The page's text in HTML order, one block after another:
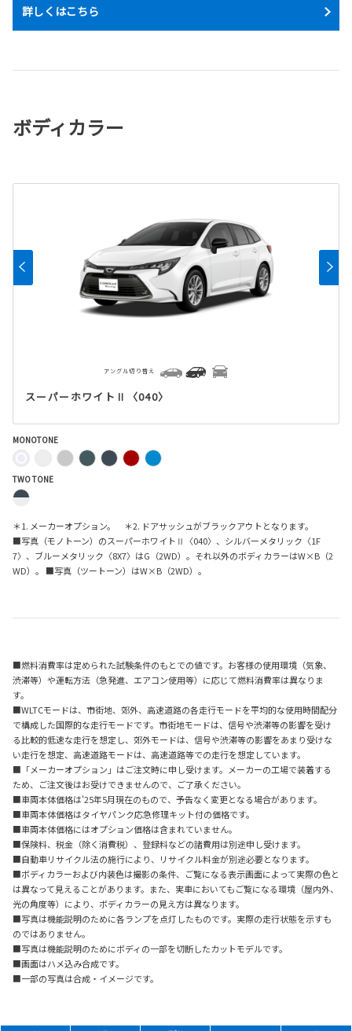
詳しくはこちら
ボディカラー
スーパーホワイトⅡ〈040〉
アングル切り替え
MONOTONE
TWO TONE
＊1. メーカーオプション。 ＊2. ドアサッシュがブラックアウトとなります。
■写真（モノトーン）のスーパーホワイトⅡ〈040〉、シルバーメタリック〈1F
7〉、ブルーメタリック〈8X7〉はG（2WD）。それ以外のボディカラーはW×B（2
WD）。 ■写真（ツートーン）はW×B（2WD）。
■燃料消費率は定められた試験条件のもとでの値です。お客様の使用環境（気象、
渋滞等）や運転方法（急発進、エアコン使用等）に応じて燃料消費率は異なりま
す。
■WLTCモードは、市街地、郊外、高速道路の各走行モードを平均的な使用時間配分
で構成した国際的な走行モードです。市街地モードは、信号や渋滞等の影響を受け
る比較的低速な走行を想定し、郊外モードは、信号や渋滞等の影響をあまり受けな
い走行を想定、高速道路モードは、高速道路等での走行を想定しています。
■「メーカーオプション」はご注文時に申し受けます。メーカーの工場で装着する
ため、ご注文後はお受けできませんので、ご了承ください。
■車両本体価格は'25年5月現在のもので、予告なく変更となる場合があります。
■車両本体価格はタイヤパンク応急修理キット付の価格です。
■車両本体価格にはオプション価格は含まれていません。
■保険料、税金（除く消費税）、登録料などの諸費用は別途申し受けます。
■自動車リサイクル法の施行により、リサイクル料金が別途必要となります。
■ボディカラーおよび内装色は撮影の条件、ご覧になる表示画面によって実際の色と
は異なって見えることがあります。また、実車においてもご覧になる環境（屋内外、
光の角度等）により、ボディカラーの見え方は異なります。
■写真は機能説明のために各ランプを点灯したものです。実際の走行状態を示すも
のではありません。
■写真は機能説明のためにボディの一部を切断したカットモデルです。
■画面はハメ込み合成です。
■一部の写真は合成・イメージです。